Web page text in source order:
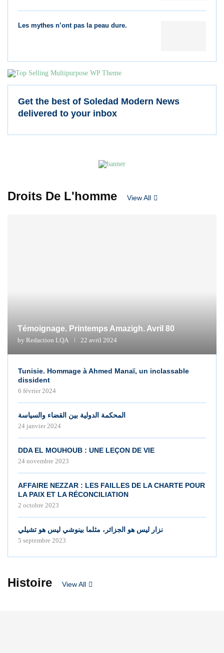
Les mythes n’ont pas la peau dure.
Get the best of Soledad Modern News
delivered to your inbox
Droits De L'homme View All
Témoignage. Printemps Amazigh. Avril 80
by Redaction LQA 22 avril 2024
Tunisie. Hommage à Ahmed Manaï, un inclassable
dissident
6 février 2024
المحكمة الدولية بين القضاء والسياسة
24 janvier 2024
DDA EL MOUHOUB : UNE LEÇON DE VIE
24 novembre 2023
AFFAIRE NEZZAR : LES FAILLES DE LA CHARTE POUR
LA PAIX ET LA RÉCONCILIATION
2 octobre 2023
نزار ليس هو الجزائر، مثلما بينوشي ليس هو تشيلي
5 septembre 2023
Histoire View All